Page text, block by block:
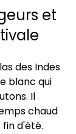
et
des Indes
blanc qui
Il
chaud
d'été.